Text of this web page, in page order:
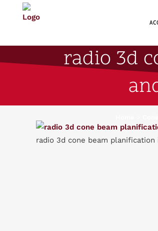
radio 3d
radio 3d cone beam